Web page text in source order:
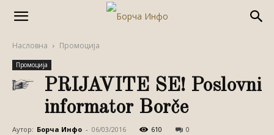
Насловна Промоција
Промоција
PRIJAVITE SE! Poslovni
informator Borče
Аутор: Борча Инфо - 06/03/2016 610 0